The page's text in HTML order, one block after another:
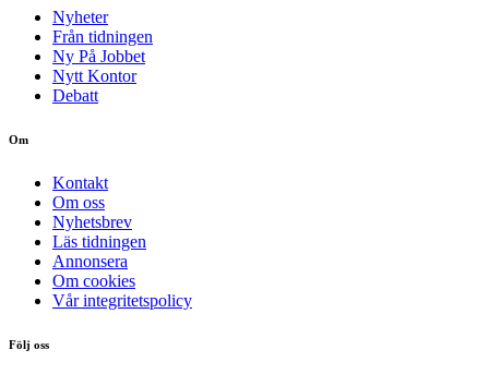
Nyheter
Från tidningen
Ny På Jobbet
Nytt Kontor
Debatt
Om
Kontakt
Om oss
Nyhetsbrev
Läs tidningen
Annonsera
Om cookies
Vår integritetspolicy
Följ oss